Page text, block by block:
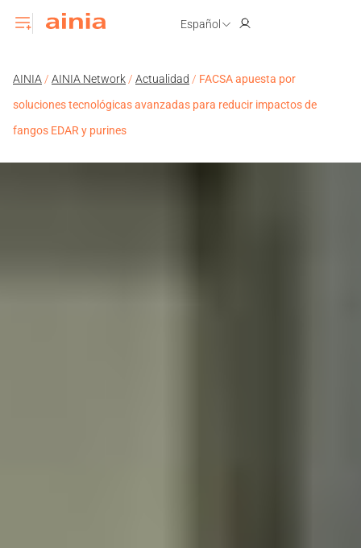
Español
AINIA / AINIA Network / Actualidad / FACSA apuesta por
soluciones tecnológicas avanzadas para reducir impactos de
fangos EDAR y purines